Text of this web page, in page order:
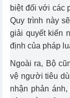
biệt đối với các
Quy trình này
giải quyết kiến
định của pháp
Ngoài ra, Bộ
vệ người tiêu
nhận phản